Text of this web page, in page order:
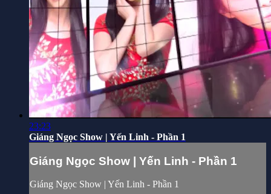
23:23
Giáng Ngọc Show | Yến Linh - Phần 1
Giáng Ngọc Show | Yến Linh - Phần 1
Giáng Ngọc Show | Yến Linh - Phần 1